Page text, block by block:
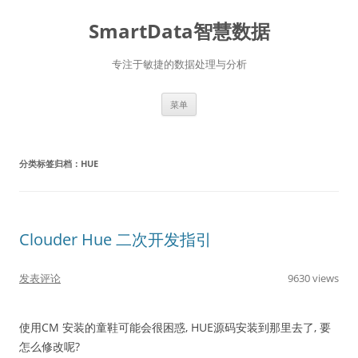
SmartData智慧数据
专注于敏捷的数据处理与分析
菜单
分类标签归档： HUE
Clouder Hue 二次开发指引
发表评论 9630 views
使用CM 安装的童鞋可能会很困惑, HUE源码安装到那里去了, 要
怎么修改呢?